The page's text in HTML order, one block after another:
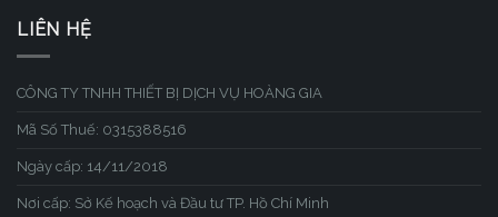
LIÊN HỆ
CÔNG TY TNHH THIẾT BỊ DỊCH VỤ HOÀNG GIA
Mã Số Thuế: 0315388516
Ngày cấp: 14/11/2018
Nơi cấp: Sở Kế hoạch và Đầu tư TP. Hồ Chí Minh